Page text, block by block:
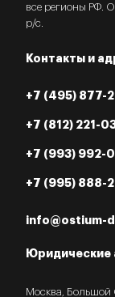
все регионы РФ.
р/с.
Контакты и
+7 (495) 877-
+7 (812) 221-
+7 (993) 992-
+7 (995) 888-
info@ostium-
Юридические
Москва, Большой